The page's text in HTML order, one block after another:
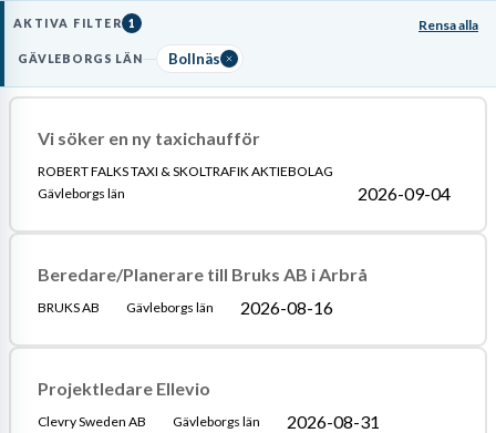
AKTIVA FILTER 1 Rensa alla
GÄVLEBORGS LÄN Bollnäs
Vi söker en ny taxichaufför
ROBERT FALKS TAXI & SKOLTRAFIK AKTIEBOLAG
Gävleborgs län
2026-09-04
Beredare/Planerare till Bruks AB i Arbrå
BRUKS AB Gävleborgs län 2026-08-16
Projektledare Ellevio
Clevry Sweden AB Gävleborgs län 2026-08-31